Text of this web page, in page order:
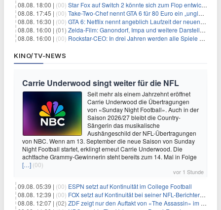
08.08. 18:00 | (00) Star Fox auf Switch 2 könnte sich zum Flop entwickeln
08.08. 17:45 | (00) Take-Two-Chef nennt GTA 6 für 80 Euro ein „unglaubliches Schnäppchen“
08.08. 16:30 | (00) GTA 6: Netflix nennt angeblich Laufzeit der neuen Gameplay-Präsentation
08.08. 16:00 | (01) Zelda-Film: Ganondorf, Impa und weitere Darsteller sollen feststehen
08.08. 16:00 | (00) Rockstar-CEO: In drei Jahren werden alle Spiele gestreamt
KINO/TV-NEWS
Carrie Underwood singt weiter für die NFL
Seit mehr als einem Jahrzehnt eröffnet
Carrie Underwood die Übertragungen
von «Sunday Night Football». Auch in der
Saison 2026/27 bleibt die Country-
Sängerin das musikalische
Aushängeschild der NFL-Übertragungen
von NBC. Wenn am 13. September die neue Saison von Sunday
Night Football startet, erklingt erneut Carrie Underwood. Die
achtfache Grammy-Gewinnerin steht bereits zum 14. Mal in Folge
[…] (00)
vor 1 Stunde
09.08. 05:39 | (00) ESPN setzt auf Kontinuität im College Football
08.08. 12:39 | (00) FOX setzt auf Kontinuität bei seiner NFL-Berichterstattung
08.08. 12:07 | (02) ZDF zeigt nur den Auftakt von «The Assassin» im Fernsehen